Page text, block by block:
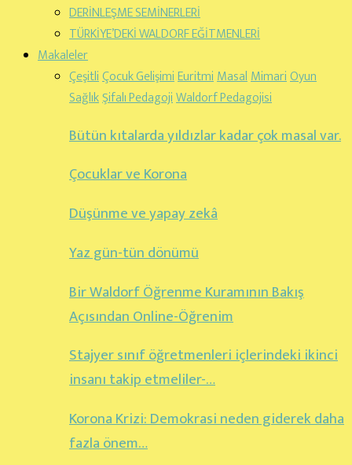
DERİNLEŞME SEMİNERLERİ
TÜRKİYE’DEKİ WALDORF EĞİTMENLERİ
Makaleler
ÇeşitliÇocuk GelişimiEuritmiMasalMimariOyun
SağlıkŞifalı PedagojiWaldorf Pedagojisi
Bütün kıtalarda yıldızlar kadar çok masal var.
Çocuklar ve Korona
Düşünme ve yapay zekâ
Yaz gün-tün dönümü
Bir Waldorf Öğrenme Kuramının Bakış
Açısından Online-Öğrenim
Stajyer sınıf öğretmenleri içlerindeki ikinci
insanı takip etmeliler-…
Korona Krizi: Demokrasi neden giderek daha
fazla önem…